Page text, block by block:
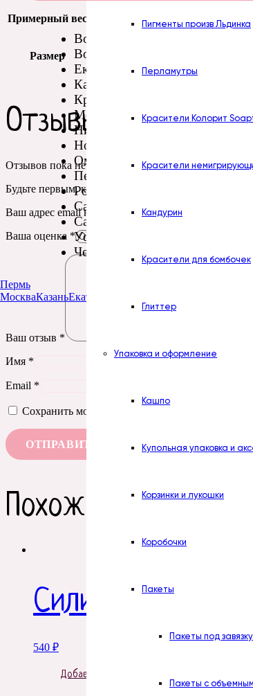
Пигменты произв Льдинка
Перламутры
Красители Колорит
Красители
Кандурин
Красители для бомбочек
Глиттер
Упаковка и оформление
Кашпо
Купольная упаковка и
Корзинки и лукошки
Коробочки
Пакеты
Пакеты под завязку
Пакеты с
Волгоград
Воронеж
Екатеринбург
Казань
Красноярск
Москва
Нижний Новгород
Новосибирск
Омск
Пермь
Ростов-на-Дону
Самара
Санкт-Петербург
Уфа
Челябинск
Пермь
МоскваКазаньЕкатеринбург
Примерный вес
Размер
Отзывы
Отзывов пока нет.
Будьте первым, кто оставил отзыв на
Ваш адрес email не будет опубликован.
Ваша оценка *
Ваш отзыв *
Имя *
Email *
Сохранить моё имя, email и адрес сайта в этом
Похожие товары
Силиконовая
540 ₽
Добавить в корзину